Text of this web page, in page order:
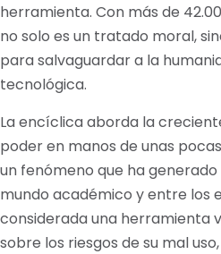
herramienta. Con más de
no solo es un tratado moral,
para salvaguardar a la
tecnológica.
La encíclica aborda la
poder en manos de unas
un fenómeno que ha
mundo académico y entre los
considerada una herramienta
sobre los riesgos de su mal